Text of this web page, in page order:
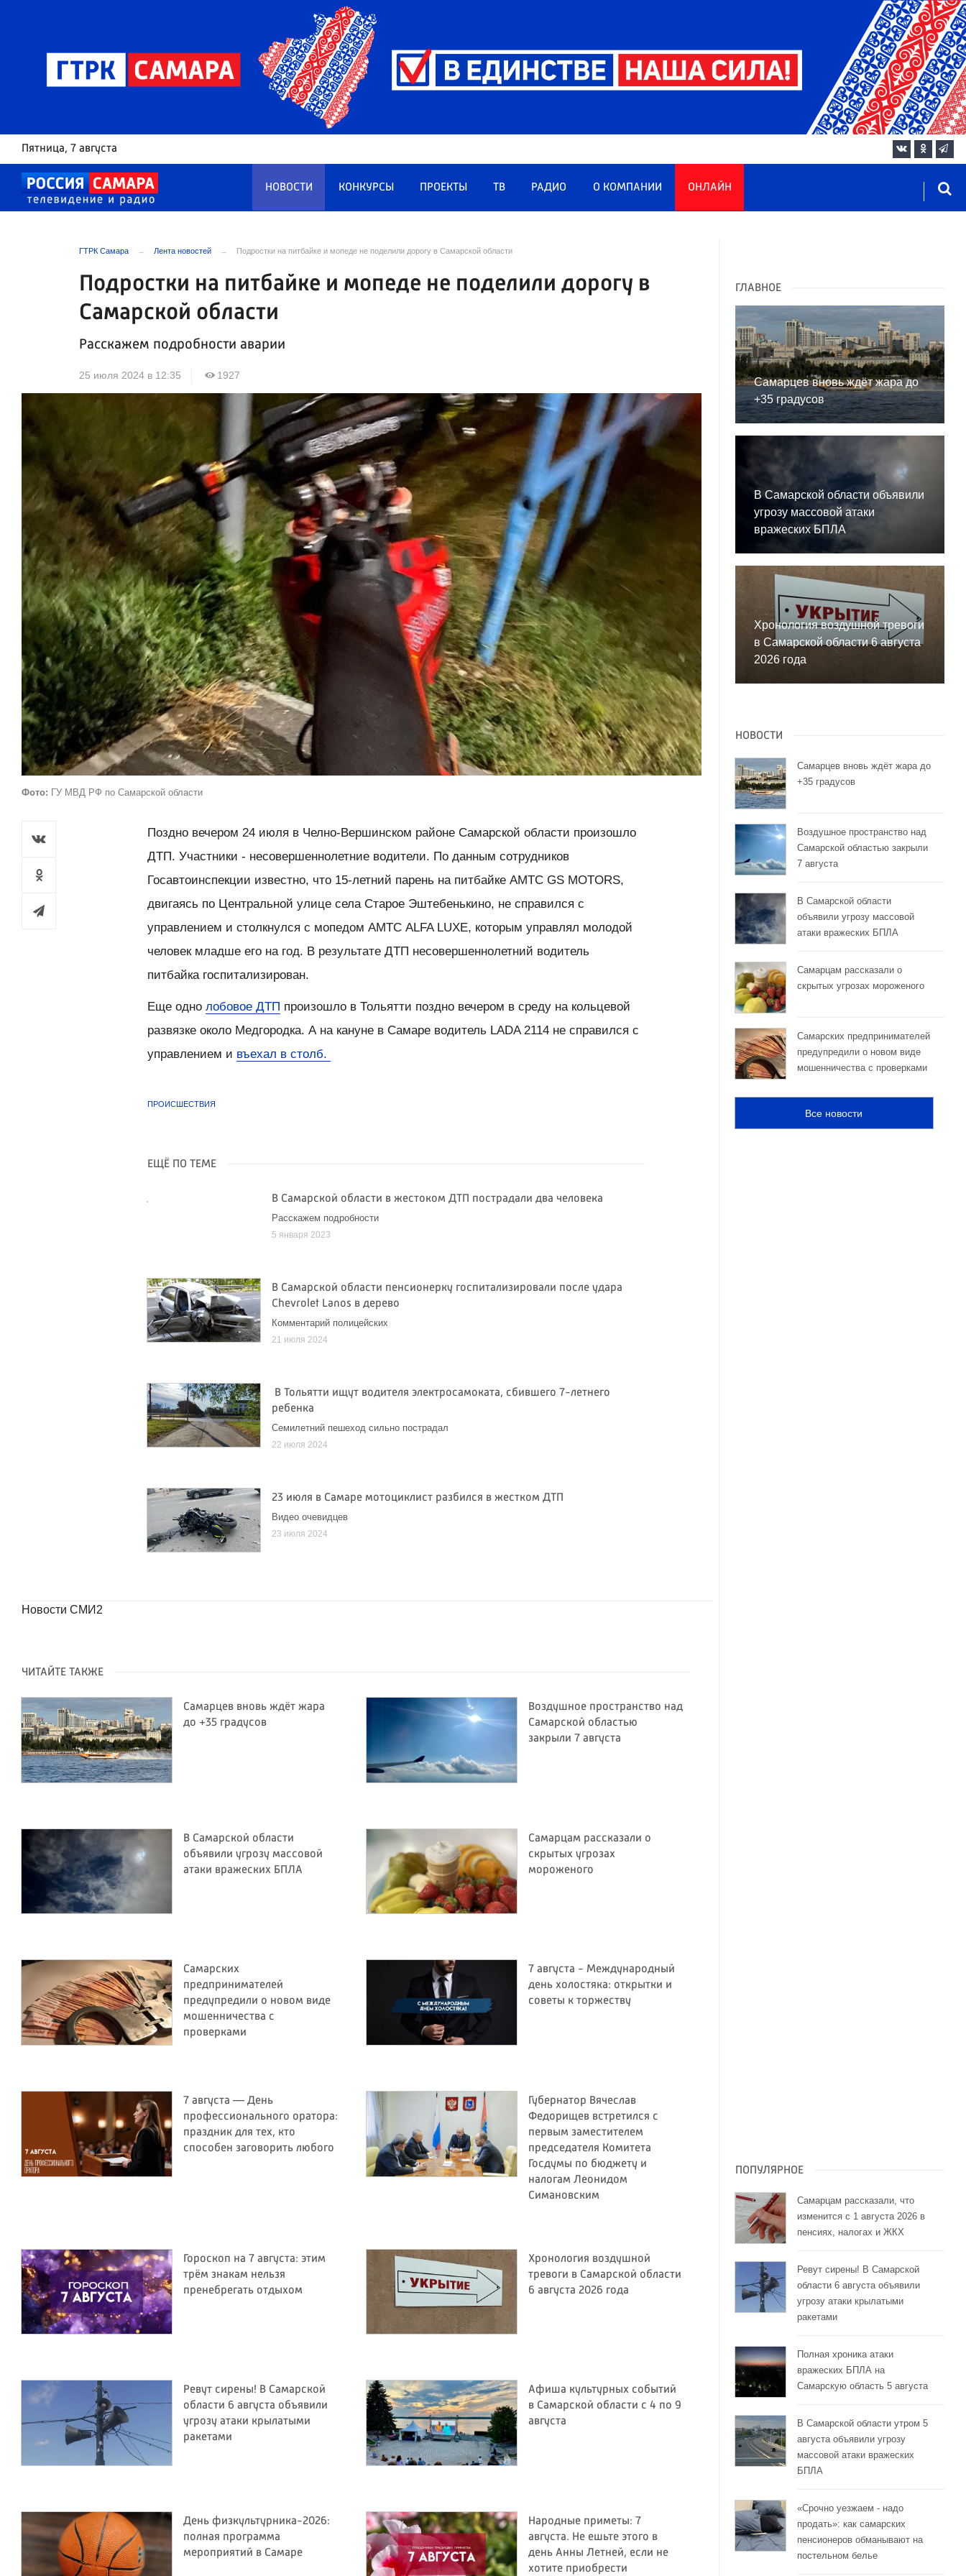
Пятница, 7 августа
НОВОСТИ КОНКУРСЫ ПРОЕКТЫ ТВ РАДИО О КОМПАНИИ ОНЛАЙН
ГТРК Самара Лента новостей Подростки на питбайке и мопеде не поделили дорогу в Самарской области
Подростки на питбайке и мопеде не поделили дорогу в
Самарской области
Расскажем подробности аварии
25 июля 2024 в 12:35 1927
Фото: ГУ МВД РФ по Самарской области
Поздно вечером 24 июля в Челно-Вершинском районе Самарской области произошло
ДТП. Участники - несовершеннолетние водители. По данным сотрудников
Госавтоинспекции известно, что 15-летний парень на питбайке АМТС GS MOTORS,
двигаясь по Центральной улице села Старое Эштебенькино, не справился с
управлением и столкнулся с мопедом АМТС ALFA LUXE, которым управлял молодой
человек младше его на год. В результате ДТП несовершеннолетний водитель
питбайка госпитализирован.
Еще однолобовое ДТП произошло в Тольятти поздно вечером в среду на кольцевой
развязке около Медгородка. А на кануне в Самаре водитель LADA 2114 не справился с
управлением и въехал в столб.
ПРОИСШЕСТВИЯ
ЕЩЁ ПО ТЕМЕ
В Самарской области в жестоком ДТП пострадали два человека
Расскажем подробности
5 января 2023
В Самарской области пенсионерку госпитализировали после удара
Chevrolet Lanos в дерево
Комментарий полицейских
21 июля 2024
В Тольятти ищут водителя электросамоката, сбившего 7-летнего
ребенка
Семилетний пешеход сильно пострадал
22 июля 2024
23 июля в Самаре мотоциклист разбился в жестком ДТП
Видео очевидцев
23 июля 2024
Новости СМИ2
ЧИТАЙТЕ ТАКЖЕ
Самарцев вновь ждёт жара
до +35 градусов
Воздушное пространство над
Самарской областью
закрыли 7 августа
В Самарской области
объявили угрозу массовой
атаки вражеских БПЛА
Самарцам рассказали о
скрытых угрозах
мороженого
Самарских
предпринимателей
предупредили о новом виде
мошенничества с
проверками
7 августа - Международный
день холостяка: открытки и
советы к торжеству
7 августа — День
профессионального оратора:
праздник для тех, кто
способен заговорить любого
Губернатор Вячеслав
Федорищев встретился с
первым заместителем
председателя Комитета
Госдумы по бюджету и
налогам Леонидом
Симановским
Гороскоп на 7 августа: этим
трём знакам нельзя
пренебрегать отдыхом
Хронология воздушной
тревоги в Самарской области
6 августа 2026 года
Ревут сирены! В Самарской
области 6 августа объявили
угрозу атаки крылатыми
ракетами
Афиша культурных событий
в Самарской области с 4 по 9
августа
День физкультурника-2026:
полная программа
мероприятий в Самаре
Народные приметы: 7
августа. Не ешьте этого в
день Анны Летней, если не
хотите приобрести
ГЛАВНОЕ
Самарцев вновь ждёт жара до
+35 градусов
В Самарской области объявили
угрозу массовой атаки
вражеских БПЛА
Хронология воздушной тревоги
в Самарской области 6 августа
2026 года
НОВОСТИ
Самарцев вновь ждёт жара до
+35 градусов
Воздушное пространство над
Самарской областью закрыли
7 августа
В Самарской области
объявили угрозу массовой
атаки вражеских БПЛА
Самарцам рассказали о
скрытых угрозах мороженого
Самарских предпринимателей
предупредили о новом виде
мошенничества с проверками
Все новости
ПОПУЛЯРНОЕ
Самарцам рассказали, что
изменится с 1 августа 2026 в
пенсиях, налогах и ЖКХ
Ревут сирены! В Самарской
области 6 августа объявили
угрозу атаки крылатыми
ракетами
Полная хроника атаки
вражеских БПЛА на
Самарскую область 5 августа
В Самарской области утром 5
августа объявили угрозу
массовой атаки вражеских
БПЛА
«Срочно уезжаем - надо
продать»: как самарских
пенсионеров обманывают на
постельном белье